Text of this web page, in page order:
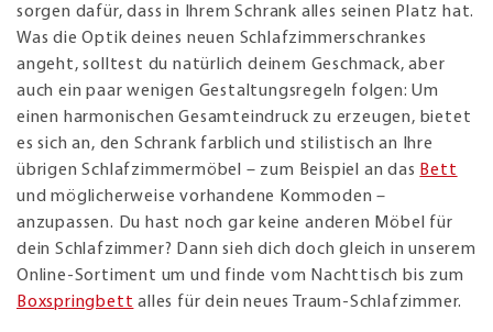
sorgen dafür, dass in Ihrem Schrank alles seinen Platz hat.
Was die Optik deines neuen Schlafzimmerschrankes
angeht, solltest du natürlich deinem Geschmack, aber
auch ein paar wenigen Gestaltungsregeln folgen: Um
einen harmonischen Gesamteindruck zu erzeugen, bietet
es sich an, den Schrank farblich und stilistisch an Ihre
übrigen Schlafzimmermöbel – zum Beispiel an das Bett
und möglicherweise vorhandene Kommoden –
anzupassen. Du hast noch gar keine anderen Möbel für
dein Schlafzimmer? Dann sieh dich doch gleich in unserem
Online-Sortiment um und finde vom Nachttisch bis zum
Boxspringbett alles für dein neues Traum-Schlafzimmer.